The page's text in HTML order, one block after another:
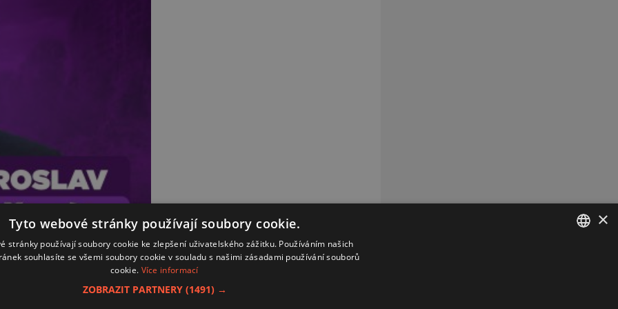
×
Tyto webové stránky používají soubory cookie.
stránky používají soubory cookie ke zlepšení uživatelského zážitku. Používáním našich
souhlasíte se všemi soubory cookie v souladu s našimi zásadami používání souborů
cookie. Více informací
ZOBRAZIT PARTNERY (1491) →